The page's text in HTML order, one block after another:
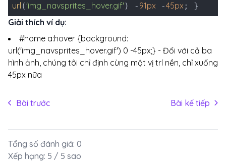
url ('img_navsprites_hover.gif') - 91px -45px ; }
Giải thích ví dụ:
#home a:hover {background:
url('img_navsprites_hover.gif') 0 -45px;} - Đối với cả ba
hình ảnh, chúng tôi chỉ định cùng một vị trí nền, chỉ xuống
45px nữa
Bài trước Bài kế tiếp
Tổng số đánh giá: 0
Xếp hạng: 5 / 5 sao